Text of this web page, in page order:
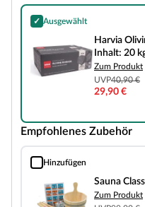
✓ Ausgewählt
Harvia Olivine Diabase
Harvia
Inhalt: 20
Zum Produkt
UVP40,90 €
29,90 €
Empfohlenes Zubehör
Hinzufügen
Sauna Classic 6-teiliges
Sauna
Zum Produkt